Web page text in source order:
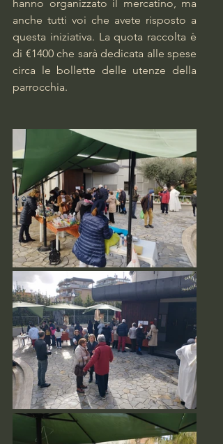
hanno organizzato il mercatino, ma
anche tutti voi che avete risposto a
questa iniziativa. La quota raccolta è
di €1400 che sarà dedicata alle spese
circa le bollette delle utenze della
parrocchia.